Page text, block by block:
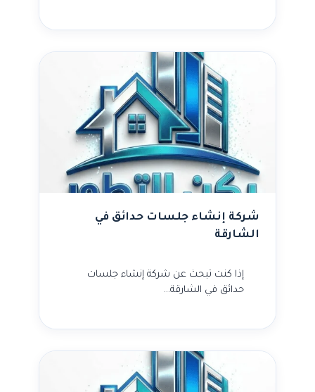
شركة إنشاء جلسات حدائق في
الشارقة
إذا كنت تبحث عن شركة إنشاء جلسات
حدائق في الشارقة…